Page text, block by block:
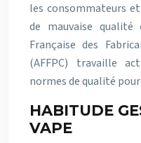
les consommateurs
de mauvaise qualité
Française des
(AFFPC) travaille
normes de qualité pour
HABITUDE
VAPE